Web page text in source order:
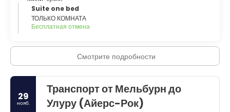
Suite one bed
ТОЛЬКО КОМНАТА
Бесплатная отмена
Смотрите подробности
29
нояб.
Транспорт от Мельбурн до
Улуру (Айерс-Рок)